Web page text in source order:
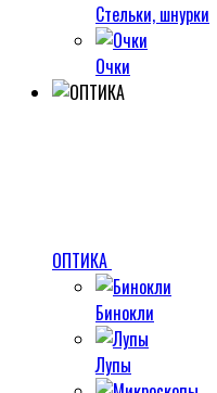
Стельки, шнурки
Очки
ОПТИКА
Бинокли
Лупы